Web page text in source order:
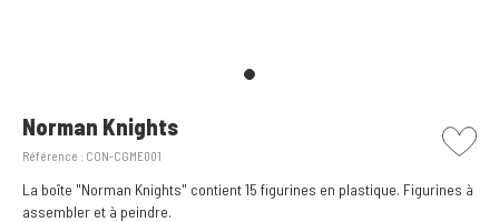
Norman Knights
Référence : CON-CGME001
picto
La boîte "Norman Knights" contient 15 figurines en plastique. Figurines à
assembler et à peindre.